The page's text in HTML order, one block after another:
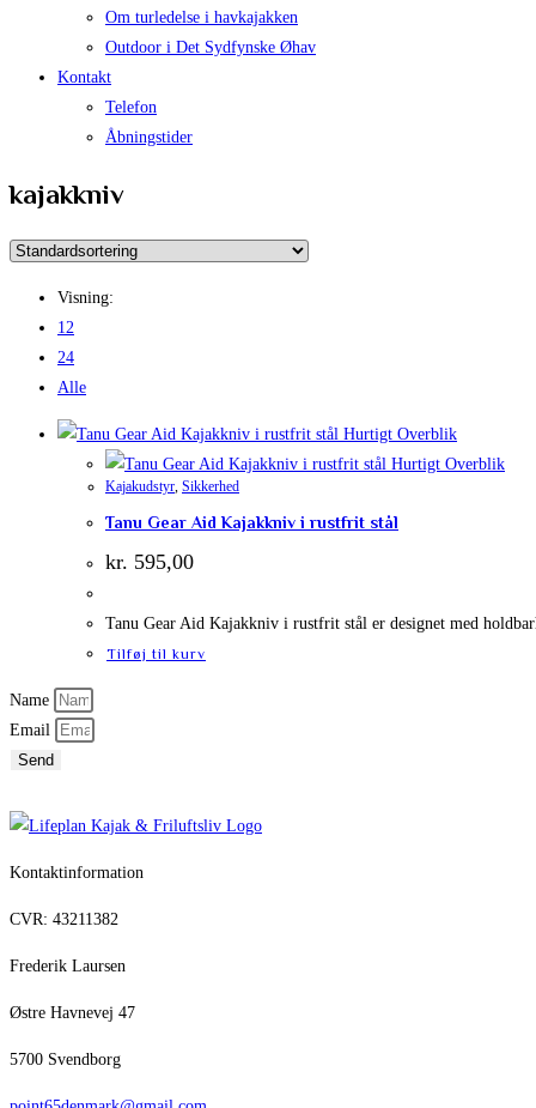
Om turledelse i havkajakken
Outdoor i Det Sydfynske Øhav
Kontakt
Telefon
Åbningstider
kajakkniv
Visning:
12
24
Alle
Hurtigt Overblik
Hurtigt Overblik
Kajakudstyr, Sikkerhed
Tanu Gear Aid Kajakkniv i rustfrit stål
kr. 595,00
Tanu Gear Aid Kajakkniv i rustfrit stål er designet med
Tilføj til kurv
Name
Email
Send
Kontaktinformation
CVR: 43211382
Frederik Laursen
Østre Havnevej 47
5700 Svendborg